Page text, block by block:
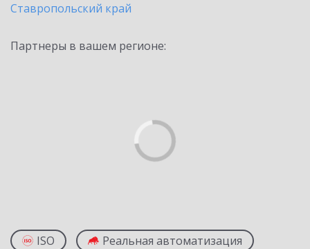
Ставропольский край
Партнеры в вашем регионе:
ISO Реальная автоматизация